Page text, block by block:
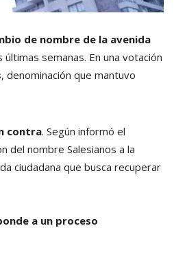
de nombre de la avenida
semanas. En una votación
, denominación que mantuvo
contra. Según informó el
del nombre Salesianos a la
ciudadana que busca recuperar
a un proceso